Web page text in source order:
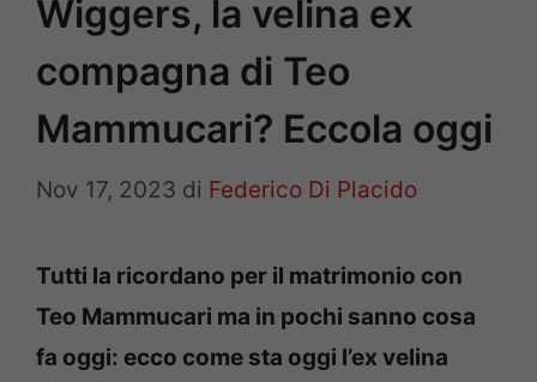
Wiggers, la velina ex
compagna di Teo
Mammucari? Eccola oggi
Nov 17, 2023 di Federico Di Placido
Tutti la ricordano per il matrimonio con
Teo Mammucari ma in pochi sanno cosa
fa oggi: ecco come sta oggi l’ex velina